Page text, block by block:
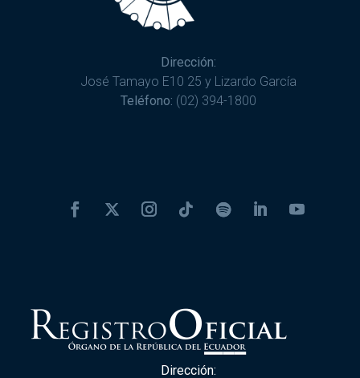
Dirección:
José Tamayo E10 25 y Lizardo García
Teléfono: (02) 394-1800
Dirección: